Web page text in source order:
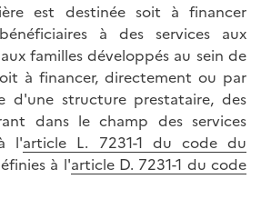
est destinée soit à financer
à des services aux
familles développés au sein de
à financer, directement ou par
d'une structure prestataire, des
dans le champ des services
l'article L. 7231-1 du code du
à l'article D. 7231-1 du code